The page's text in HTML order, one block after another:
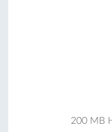
200 MB